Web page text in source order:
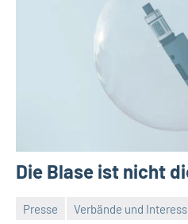
Die Blase ist nicht
Presse
Verbände und